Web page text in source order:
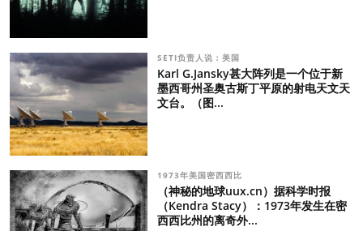
SETI负责人说：美国
Karl G.Jansky甚大阵列是一个位于新
墨西哥州圣奥古斯丁平原的射电天文天
文台。（图...
1973年美国密西西比
（神秘的地球uux.cn）据科学时报
（Kendra Stacy）：1973年发生在密
西西比州的离奇外...